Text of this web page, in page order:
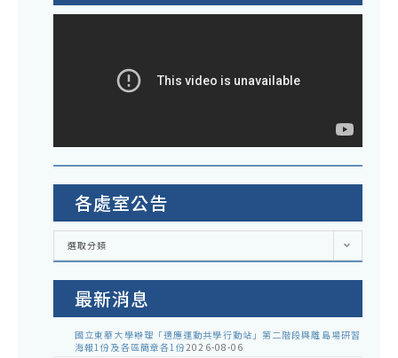
各處室公告
各
室
選取分類
最新消息
國立東華大學辦理「適應運動共學行動站」第二階段與離島場研習
海報1份及各區簡章各1份2026-08-06